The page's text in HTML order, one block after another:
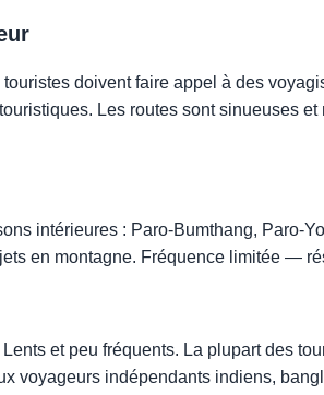
doivent faire appel à des
Les routes sont sinueuses
intérieures : Paro-Bumthang, Paro-
en montagne. Fréquence limitée —
et peu fréquents. La plupart des
voyageurs indépendants indiens,